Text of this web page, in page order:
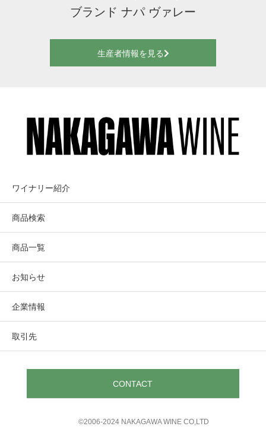
ブランド ナパ ヴァレー
生産者情報を見る
ワイナリー紹介
商品検索
商品一覧
お知らせ
企業情報
取引先
CONTACT
©︎2006-2024 NAKAGAWA WINE CO,LTD